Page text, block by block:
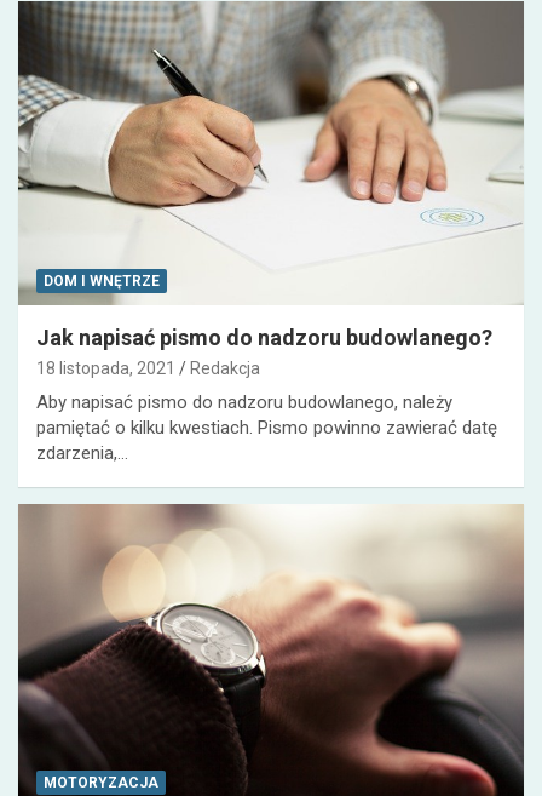
DOM I WNĘTRZE
Jak napisać pismo do nadzoru budowlanego?
18 listopada, 2021 Redakcja
Aby napisać pismo do nadzoru budowlanego, należy
pamiętać o kilku kwestiach. Pismo powinno zawierać datę
zdarzenia,…
MOTORYZACJA